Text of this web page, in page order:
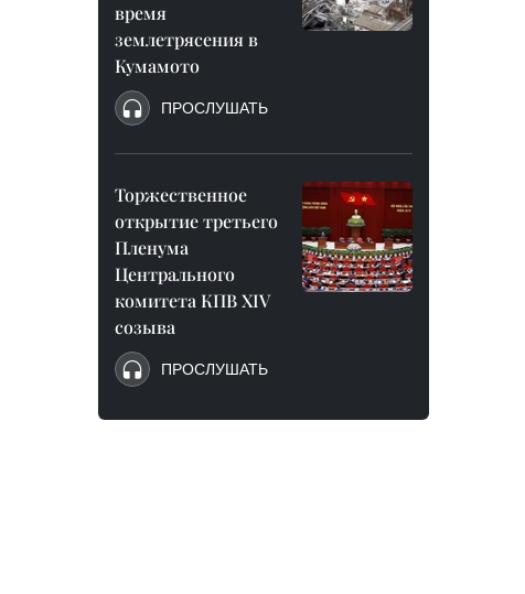
время
землетрясения в
Кумамото
ПРОСЛУШАТЬ
Торжественное
открытие третьего
Пленума
Центрального
комитета КПВ XIV
созыва
ПРОСЛУШАТЬ